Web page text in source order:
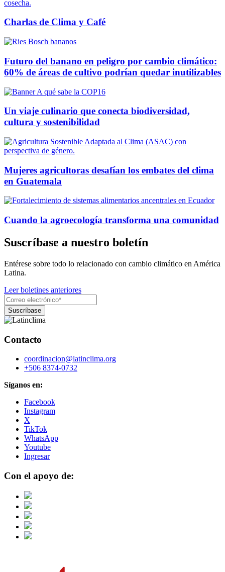
Charlas de Clima y Café
Futuro del banano en peligro por cambio climático:
60% de áreas de cultivo podrían quedar inutilizables
Un viaje culinario que conecta biodiversidad,
cultura y sostenibilidad
Mujeres agricultoras desafían los embates del clima
en Guatemala
Cuando la agroecología transforma una comunidad
Suscríbase a nuestro boletín
Entérese sobre todo lo relacionado con cambio climático en América
Latina.
Leer boletines anteriores
Contacto
coordinacion@latinclima.org
+506 8374-0732
Síganos en:
Facebook
Instagram
X
TikTok
WhatsApp
Youtube
Ingresar
Con el apoyo de: